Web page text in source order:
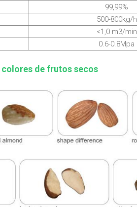
99,99%
500-800kg/h
<1,0 m3/min
0.6-0.8Mpa
de frutos secos